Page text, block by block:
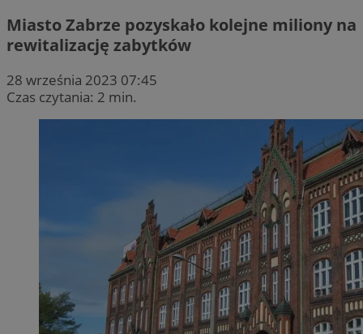
Miasto Zabrze pozyskało kolejne miliony na
rewitalizację zabytków
28 września 2023 07:45
Czas czytania: 2 min.